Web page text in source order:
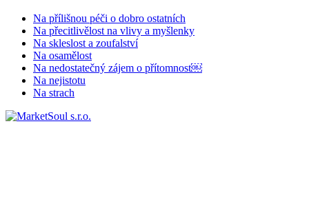
Na přílišnou péči o dobro ostatních
Na přecitlivělost na vlivy a myšlenky
Na skleslost a zoufalství
Na osamělost
Na nedostatečný zájem o přítomnost￼
Na nejistotu
Na strach